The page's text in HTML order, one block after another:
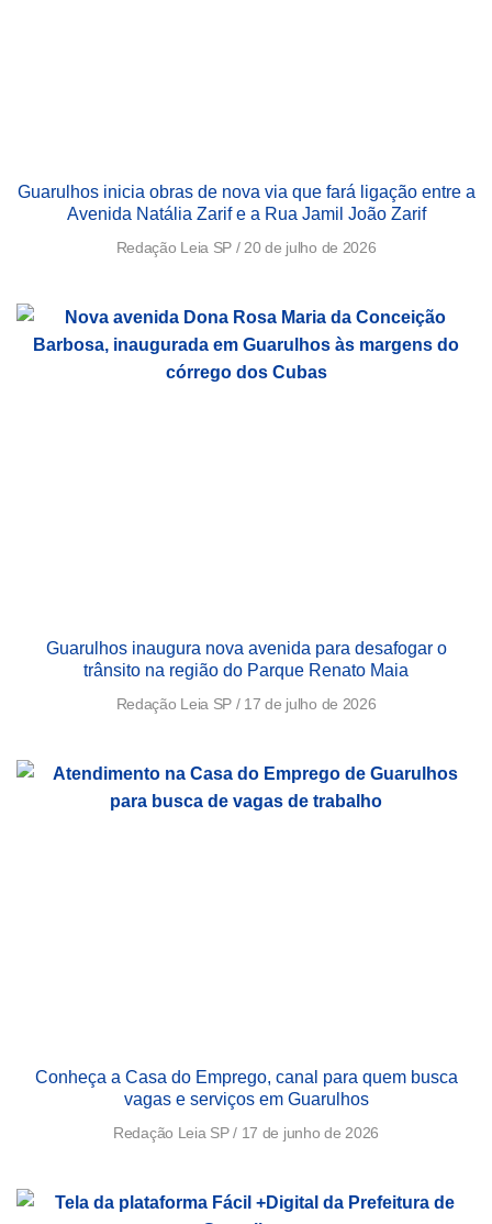
Guarulhos inicia obras de nova via que fará ligação entre a
Avenida Natália Zarif e a Rua Jamil João Zarif
Redação Leia SP 20 de julho de 2026
Guarulhos inaugura nova avenida para desafogar o
trânsito na região do Parque Renato Maia
Redação Leia SP 17 de julho de 2026
Conheça a Casa do Emprego, canal para quem busca
vagas e serviços em Guarulhos
Redação Leia SP 17 de junho de 2026